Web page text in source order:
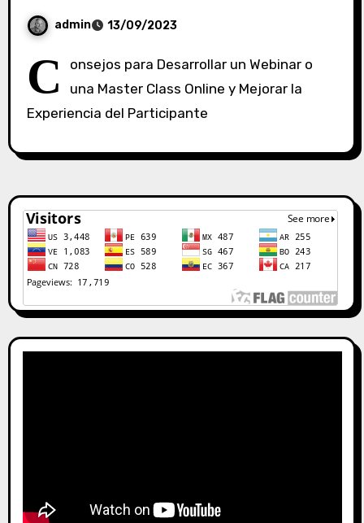
admin 13/09/2023
i
n
c
m
t
a
r
i
o
s
C
onsejos para Desarrollar un Webinar o
una Master Class Online y Mejorar la
Experiencia del Participante